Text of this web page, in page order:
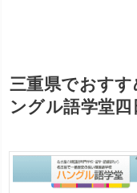
三重県でおす
ングル語学堂四